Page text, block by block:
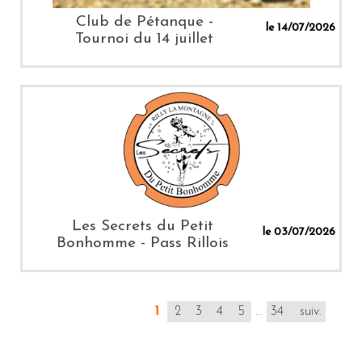
Club de Pétanque -
Tournoi du 14 juillet
le 14/07/2026
Les Secrets du Petit
Bonhomme - Pass Rillois
le 03/07/2026
1 2 3 4 5 ... 34 suiv.